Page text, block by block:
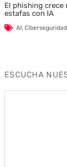
El phishing crece
estafas con IA
AI, Ciberseguridad
ESCUCHA